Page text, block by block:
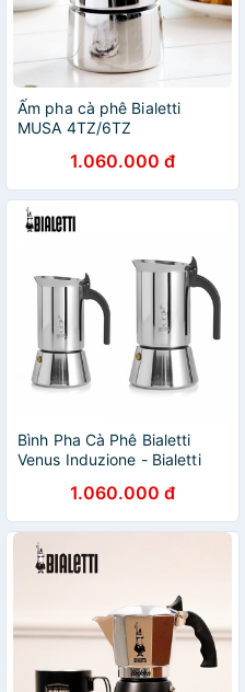
Ấm pha cà phê Bialetti
MUSA 4TZ/6TZ
1.060.000 đ
Bình Pha Cà Phê Bialetti
Venus Induzione - Bialetti
1.060.000 đ